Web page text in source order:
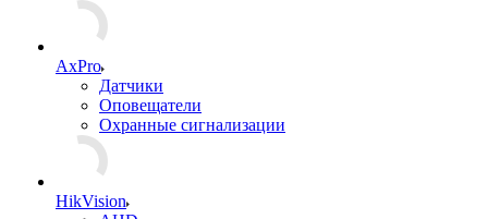
AxPro
Датчики
Оповещатели
Охранные сигнализации
HikVision